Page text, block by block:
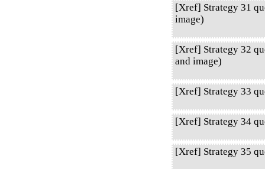
[Xref] Strategy 31
image)
[Xref] Strategy 32
and image)
[Xref] Strategy 33
[Xref] Strategy 34
[Xref] Strategy 35